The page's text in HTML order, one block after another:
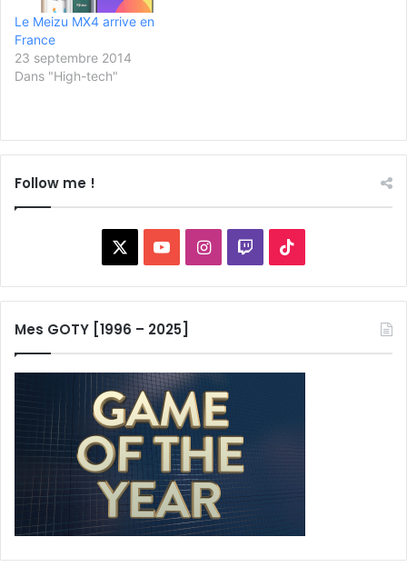
Le Meizu MX4 arrive en
France
23 septembre 2014
Dans "High-tech"
Follow me !
YouTubeInstagram
Twitch
Mes GOTY [1996 – 2025]